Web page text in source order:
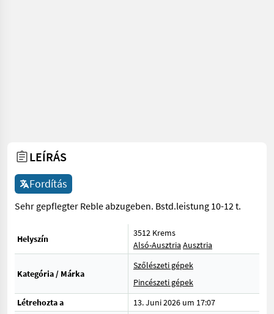
LEÍRÁS
Fordítás
Sehr gepflegter Reble abzugeben. Bstd.leistung 10-12 t.
Helyszín
3512 Krems
Alsó-Ausztria Ausztria
Kategória / Márka
Szőlészeti gépek
Pincészeti gépek
Létrehozta a
13. Juni 2026 um 17:07